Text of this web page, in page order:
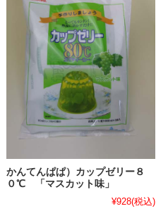
かんてんぱぱ）カップゼリー８
０℃ 「マスカット味」
¥928(税込)